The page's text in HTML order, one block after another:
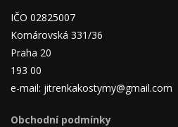
IČO 02825007
Komárovská 331/36
Praha 20
193 00
e-mail: jitrenkakostymy@gmail.com
Obchodní podmínky